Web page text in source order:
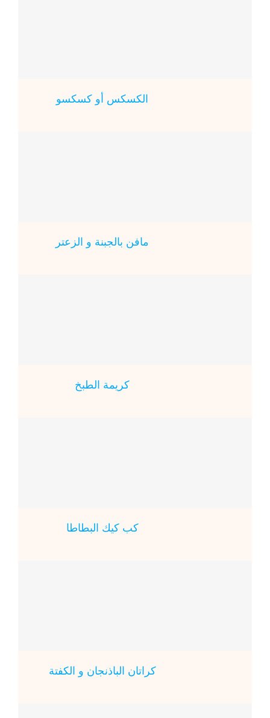
الكسكس أو كسكسو
مافن بالجبنة و الزعتر
كريمة الطبخ
كب كيك البطاطا
كراتان الباذنجان و الكفتة